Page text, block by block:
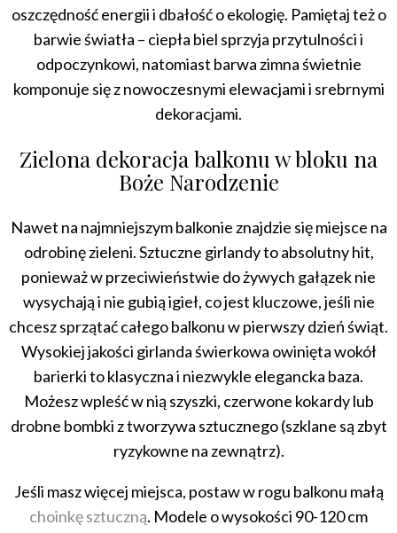
oszczędność energii i dbałość o ekologię. Pamiętaj też o
barwie światła – ciepła biel sprzyja przytulności i
odpoczynkowi, natomiast barwa zimna świetnie
komponuje się z nowoczesnymi elewacjami i srebrnymi
dekoracjami.
Zielona dekoracja balkonu w bloku na
Boże Narodzenie
Nawet na najmniejszym balkonie znajdzie się miejsce na
odrobinę zieleni. Sztuczne girlandy to absolutny hit,
ponieważ w przeciwieństwie do żywych gałązek nie
wysychają i nie gubią igieł, co jest kluczowe, jeśli nie
chcesz sprzątać całego balkonu w pierwszy dzień świąt.
Wysokiej jakości girlanda świerkowa owinięta wokół
barierki to klasyczna i niezwykle elegancka baza.
Możesz wpleść w nią szyszki, czerwone kokardy lub
drobne bombki z tworzywa sztucznego (szklane są zbyt
ryzykowne na zewnątrz).
Jeśli masz więcej miejsca, postaw w rogu balkonu małą
choinkę sztuczną. Modele o wysokości 90-120 cm